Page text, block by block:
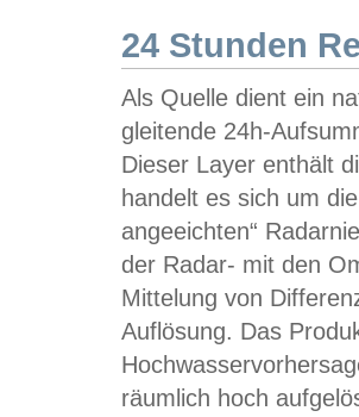
24 Stunden
Als Quelle dient ein
gleitende 24h-
Dieser Layer enthält
handelt es sich um
angeeichten“
der Radar- mit den
Mittelung von
Auflösung. Das
räumlich hoch